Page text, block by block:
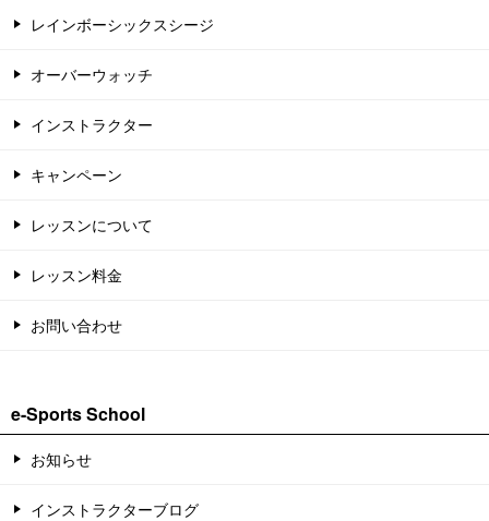
レインボーシックスシージ
オーバーウォッチ
インストラクター
キャンペーン
レッスンについて
レッスン料金
お問い合わせ
e-Sports School
お知らせ
インストラクターブログ